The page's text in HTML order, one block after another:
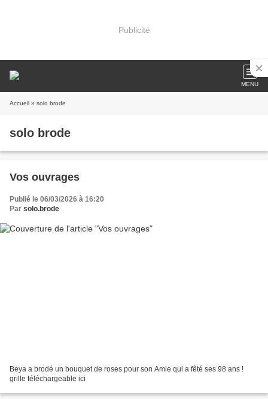
Publicité
MENU
Accueil » solo brode
solo brode
Vos ouvrages
Publié le 06/03/2026 à 16:20
Par solo.brode
Beya a brodé un bouquet de roses pour son Amie qui a fêté ses 98 ans !
grille téléchargeable ici